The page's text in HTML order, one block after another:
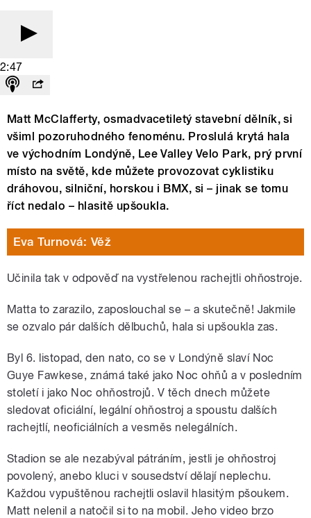
2:47
Matt McClafferty, osmadvacetiletý stavební dělník, si
všiml pozoruhodného fenoménu. Proslulá krytá hala
ve východním Londýně, Lee Valley Velo Park, prý první
místo na světě, kde můžete provozovat cyklistiku
dráhovou, silniční, horskou i BMX, si – jinak se tomu
říct nedalo – hlasitě upšoukla.
Eva Turnová: Věž
Učinila tak v odpověď na vystřelenou rachejtli ohňostroje.
Matta to zarazilo, zaposlouchal se – a skutečně! Jakmile
se ozvalo pár dalších dělbuchů, hala si upšoukla zas.
Byl 6. listopad, den nato, co se v Londýně slaví Noc
Guye Fawkese, známá také jako Noc ohňů a v posledním
století i jako Noc ohňostrojů. V těch dnech můžete
sledovat oficiální, legální ohňostroj a spoustu dalších
rachejtlí, neoficiálních a vesměs nelegálních.
Stadion se ale nezabýval pátráním, jestli je ohňostroj
povolený, anebo kluci v sousedství dělají neplechu.
Každou vypuštěnou rachejtli oslavil hlasitým pšoukem.
Matt nelenil a natočil si to na mobil. Jeho video brzo